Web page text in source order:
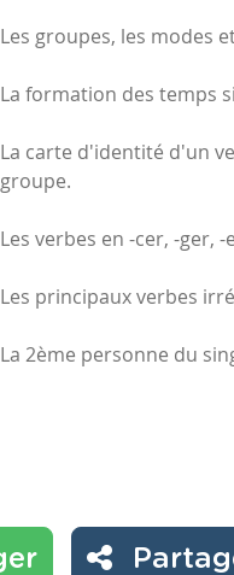
Les groupes, les modes
La formation des temps
La carte d'identité d'un
groupe.
Les verbes en -cer, -ger,
Les principaux verbes
La 2ème personne du